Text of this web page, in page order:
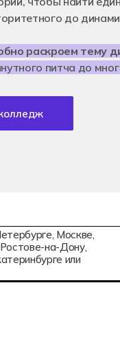
до
раскроем тему
питча до
Москве,
на-Дону,
или